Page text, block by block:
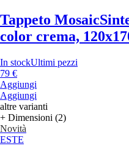
Tappeto Mosaic
color crema,
In stockUltimi pezzi
79 €
Aggiungi
Aggiungi
altre varianti
+ Dimensioni (2)
Novità
ESTE